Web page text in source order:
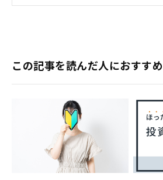
この記事を読んだ人におすすめ